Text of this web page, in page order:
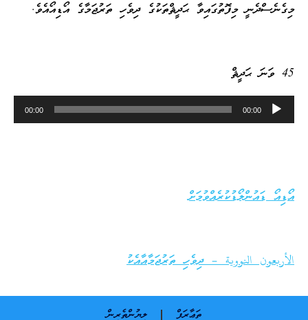
މިގެނެސްދެނީ މިފޮތުގައިވާ ޙަދީޘްތަކުގެ ދިވެހި ތަރުޖަމާގެ އޯޑިއޯއެވެ.
45 ވަނަ ޙަދީޘް
Audio
Player
00:00
00:00
އޯޑިއޯ ޑައުންލޯޑުކުރެއްވުމަށް
الأربعون النووية – ދިވެހި ތަރުޖަމާއާއެކު
ތަޢާރަފް ލިޔުންތެރިން